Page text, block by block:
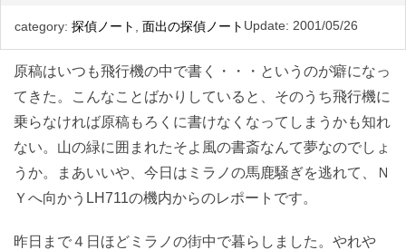
category: 探偵ノート , 面出の探偵ノート Update: 2001/05/26
原稿はいつも飛行機の中で書く・・・というのが癖になっ
てきた。こんなことばかりしていると、そのうち飛行機に
乗らなければ原稿もろくに書けなくなってしまうかも知れ
ない。山の緑に囲まれたそよ風の書斎なんて夢なのでしょ
うか。まあいいや、今日はミラノの馬鹿騒ぎを逃れて、Ｎ
Ｙへ向かうLH711の機内からのレポートです。
昨日まで４日ほどミラノの街中で暮らしました。やれや